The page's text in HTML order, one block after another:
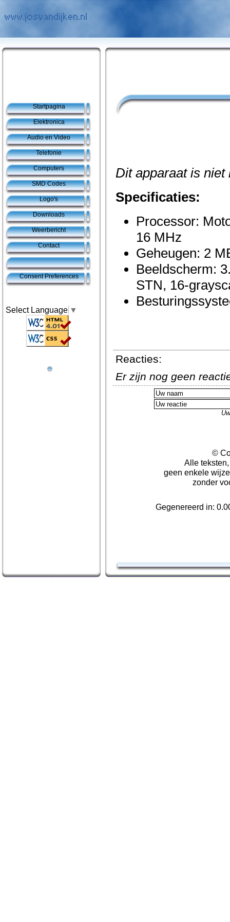
Startpagina
Elektronica
Audio en Video
Telefonie
Computers
SMD Codes
Logo's
Downloads
Weerbericht
Contact
Consent Preferences
Select Language ▼
Dit apparaat is
Specificaties:
Processor:
16 MHz
Geheugen: 2
Beeldscherm:
STN, 16-
Reacties:
Er zijn nog geen
©
Alle
geen enkele
zonder
Gegenereerd in: